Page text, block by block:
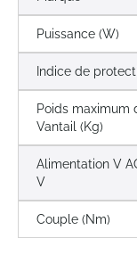
Puissance (W)
Indice de
Poids maximum
Vantail (Kg)
Alimentation V
V
Couple (Nm)